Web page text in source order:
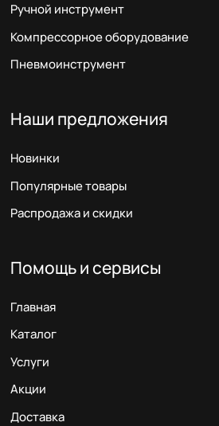
Ручной инструмент
Компрессорное оборудование
Пневмоинструмент
Наши предложения
Новинки
Популярные товары
Распродажа и скидки
Помощь и сервисы
Главная
Каталог
Услуги
Акции
Доставка